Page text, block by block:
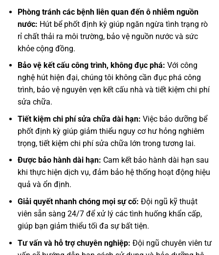
Phòng tránh các bệnh liên quan đến ô nhiễm nguồn
nước: Hút bể phốt định kỳ giúp ngăn ngừa tình trạng rò
rỉ chất thải ra môi trường, bảo vệ nguồn nước và sức
khỏe cộng đồng.
Bảo vệ kết cấu công trình, không đục phá: Với công
nghệ hút hiện đại, chúng tôi không cần đục phá công
trình, bảo vệ nguyên vẹn kết cấu nhà và tiết kiệm chi phí
sửa chữa.
Tiết kiệm chi phí sửa chữa dài hạn: Việc bảo dưỡng bể
phốt định kỳ giúp giảm thiểu nguy cơ hư hỏng nghiêm
trọng, tiết kiệm chi phí sửa chữa lớn trong tương lai.
Được bảo hành dài hạn: Cam kết bảo hành dài hạn sau
khi thực hiện dịch vụ, đảm bảo hệ thống hoạt động hiệu
quả và ổn định.
Giải quyết nhanh chóng mọi sự cố: Đội ngũ kỹ thuật
viên sẵn sàng 24/7 để xử lý các tình huống khẩn cấp,
giúp bạn giảm thiểu tối đa sự bất tiện.
Tư vấn và hỗ trợ chuyên nghiệp: Đội ngũ chuyên viên tư